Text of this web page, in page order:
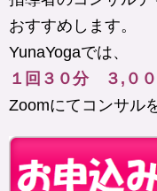
おすすめします。
YunaYogaでは、
１回３０分 ３,００
Zoomにてコンサル